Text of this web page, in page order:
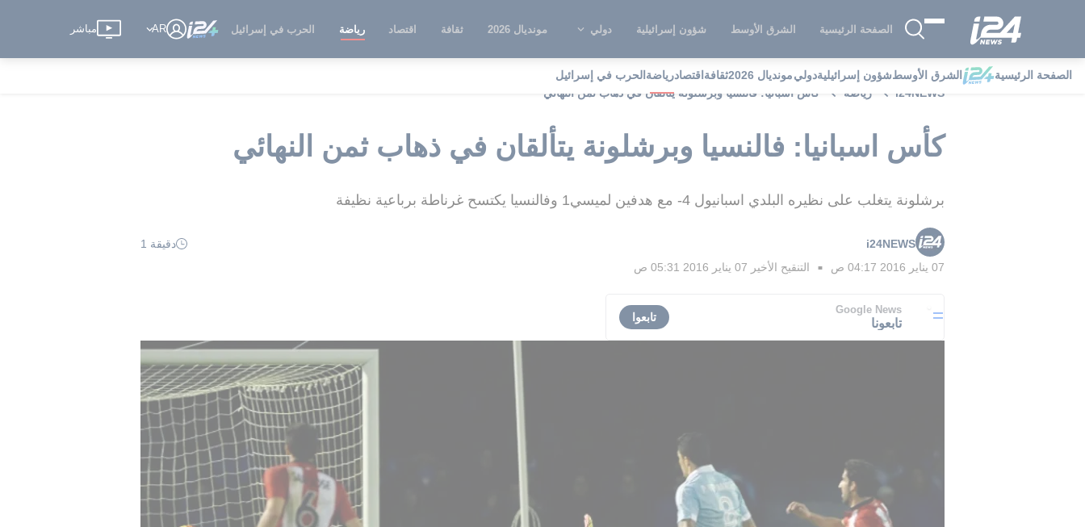
الصفحة الرئيسية الشرق الأوسط شؤون إسرائيلية دولي مونديال 2026 ثقافة اقتصاد رياضة الحرب في إسرائيل AR مباشر
الصفحة الرئيسية الشرق الأوسطشؤون إسرائيليةدوليمونديال 2026 ثقافة اقتصادرياضة الحرب في إسرائيل
i24NEWS
رياضة كأس اسبانيا: فالنسيا وبرشلونة يتألقان في ذهاب ثمن النهائي
كأس اسبانيا: فالنسيا وبرشلونة يتألقان في ذهاب ثمن النهائي
برشلونة يتغلب على نظيره البلدي اسبانيول 4- مع هدفين لميسي1 وفالنسيا يكتسح غرناطة برباعية نظيفة
i24NEWS
دقيقة 1
07 يناير 2016 04:17 ص
■ التنقيح الأخير 07 يناير 2016 05:31 ص
Google News
تابعونا تابعوا